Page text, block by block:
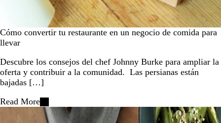
Cómo convertir tu restaurante en un negocio de comida para
llevar
Descubre los consejos del chef Johnny Burke para ampliar la
oferta y contribuir a la comunidad. Las persianas están
bajadas […]
Read More